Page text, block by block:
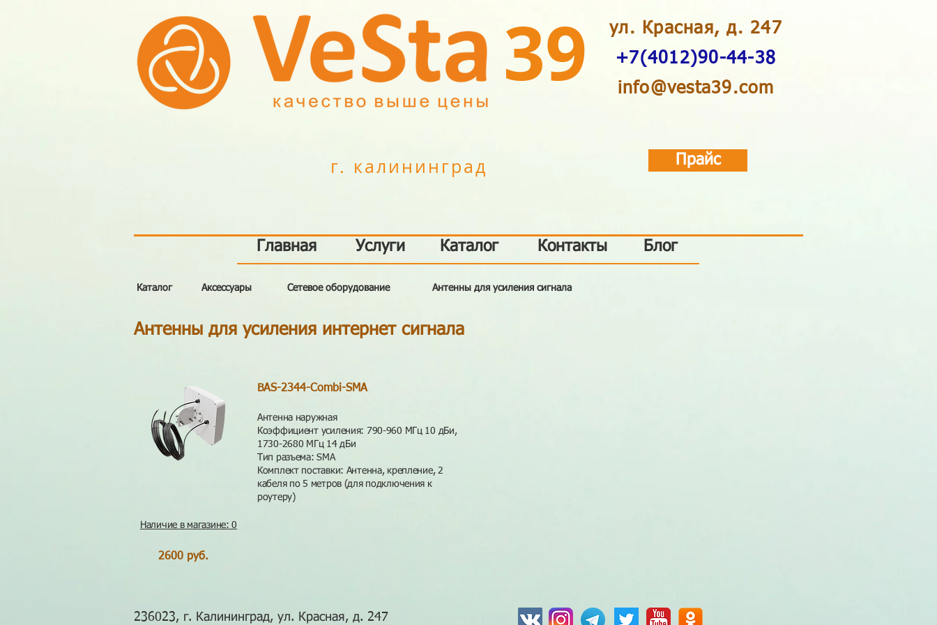
39
ул. Красная, д. 247
+7(4012)90-44-38
info@vesta39.com
г. калининград Прайс
Каталог Аксессуары Сетевое оборудование Антенны для усиления сигнала
Антенны для усиления интернет сигнала
BAS-2344-Combi-SMA
Антенна наружная
Коэффициент усиления: 790-960 МГц 10 дБи,
1730-2680 МГц 14 дБи
Тип разъема: SMA
Комплект поставки: Антенна, крепление, 2
кабеля по 5 метров (для подключения к
роутеру)
Наличие в магазине: 0
2600 руб.
Блог
Контакты
Каталог
Главная Услуги
236023, г. Калининград, ул. Красная, д. 247